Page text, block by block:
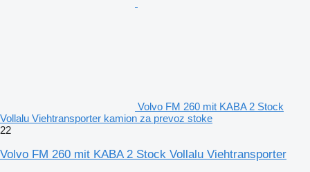
Volvo FM 260 mit KABA 2 Stock
Vollalu Viehtransporter kamion za prevoz stoke
22
Volvo FM 260 mit KABA 2 Stock Vollalu Viehtransporter